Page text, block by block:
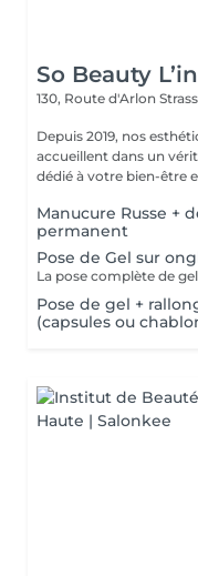
So Beauty
130, Route d'Arlon
Depuis 2019, nos
accueillent dans un
dédié à votre bien-être
Manucure Russe +
permanent
Pose de Gel sur
Pose de gel +
(capsules ou